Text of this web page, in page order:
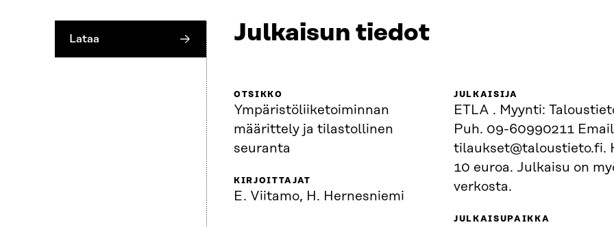
Lataa Julkaisun tiedot
OTSIKKO
Ympäristöliiketoiminnan
määrittely ja tilastollinen
seuranta
KIRJOITTAJAT
E. Viitamo, H. Hernesniemi
JULKAISIJA
ETLA . Myynti:
Puh. 09-60990211
tilaukset@taloustieto.fi.
10 euroa. Julkaisu on
verkosta.
JULKAISUPAIKKA